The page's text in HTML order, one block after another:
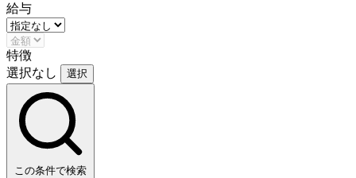
給与
特徴
選択なし
選択
この条件で検索